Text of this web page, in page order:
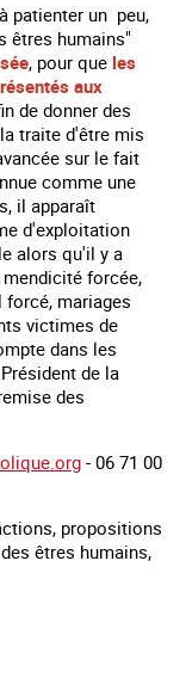
patienter un peu,
êtres humains"
, pour que les
aux
de donner des
traite d'être mis
sur le fait
comme une
il apparaît
d'exploitation
alors qu'il y a
forcée,
mariages
victimes de
dans les
de la
des
- 06 71 00
propositions
êtres humains,